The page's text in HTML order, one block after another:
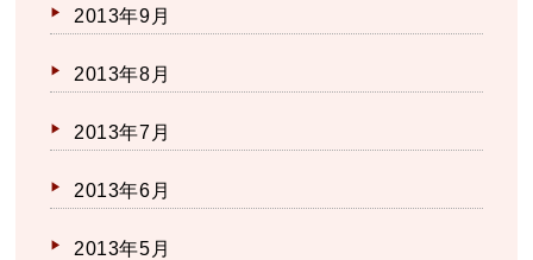
2013年9月
2013年8月
2013年7月
2013年6月
2013年5月